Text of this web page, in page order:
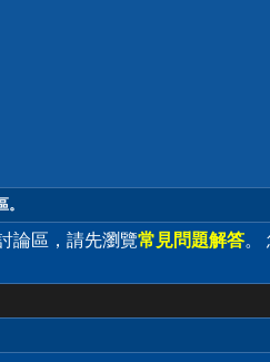
論區，請先瀏覽常見問題解答。